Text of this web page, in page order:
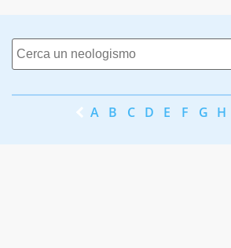
A B C D E F G H